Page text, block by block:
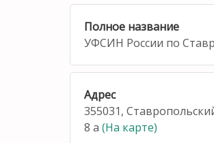
Полное название
УФСИН России по
Адрес
355031,
8 а (На карте)